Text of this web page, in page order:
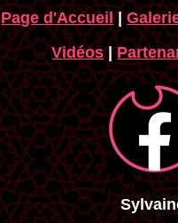
Page d'Accueil|
Vidéos|